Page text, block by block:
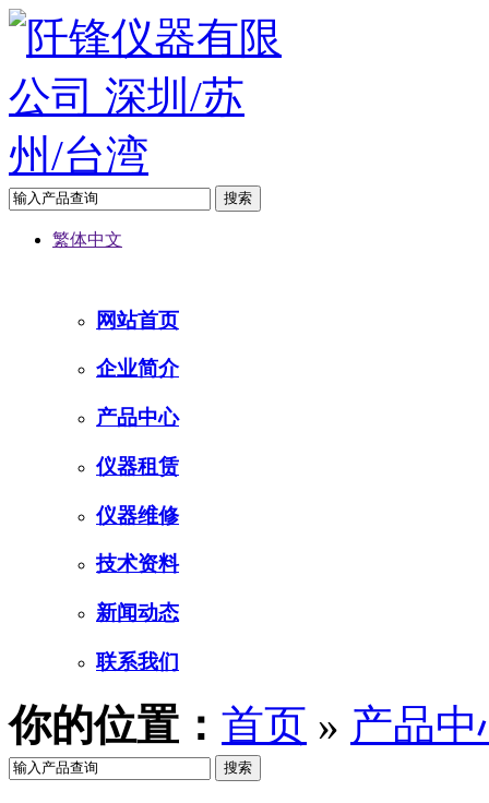
繁体中文
网站首页
企业简介
产品中心
仪器租赁
仪器维修
技术资料
新闻动态
联系我们
你的位置： 首页 » 产品中